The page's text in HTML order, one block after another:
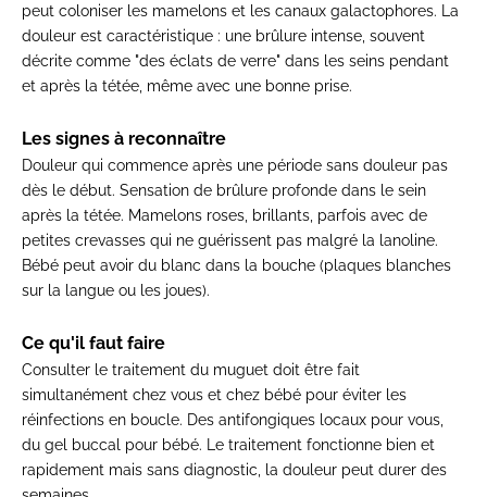
peut coloniser les mamelons et les canaux galactophores. La
douleur est caractéristique : une brûlure intense, souvent
décrite comme "des éclats de verre" dans les seins pendant
et après la tétée, même avec une bonne prise.
Les signes à reconnaître
Douleur qui commence après une période sans douleur pas
dès le début. Sensation de brûlure profonde dans le sein
après la tétée. Mamelons roses, brillants, parfois avec de
petites crevasses qui ne guérissent pas malgré la lanoline.
Bébé peut avoir du blanc dans la bouche (plaques blanches
sur la langue ou les joues).
Ce qu'il faut faire
Consulter le traitement du muguet doit être fait
simultanément chez vous et chez bébé pour éviter les
réinfections en boucle. Des antifongiques locaux pour vous,
du gel buccal pour bébé. Le traitement fonctionne bien et
rapidement mais sans diagnostic, la douleur peut durer des